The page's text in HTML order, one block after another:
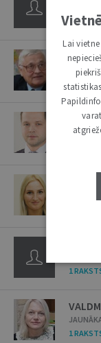
1 RAKSTS
3 RAKSTI
1
1
Lai